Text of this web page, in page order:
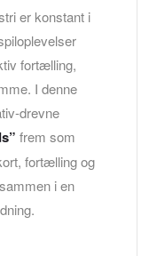
er konstant i
fortælling,
I denne
drevne
frem som
fortælling og
i en